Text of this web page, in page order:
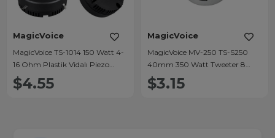
MagicVoice
MagicVoice TS-1014 150 Watt 4-
16 Ohm Plastik Vidalı Piezo
Yedek Tweeter
$4.55
MagicVoice
MagicVoice MV-250 TS-S250
40mm 350 Watt Tweeter 8
Ohm (2'li Paket)
$3.15